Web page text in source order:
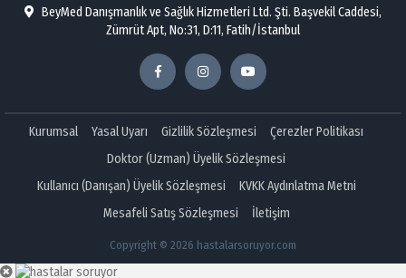
BeyMed Danışmanlık ve Sağlık Hizmetleri Ltd. Şti. Başvekil Caddesi,
Zümrüt Apt, No:31, D:11, Fatih/İstanbul
Kurumsal Yasal Uyarı Gizlilik Sözleşmesi
Çerezler Politikası
Doktor (Uzman) Üyelik Sözleşmesi
Kullanıcı (Danışan) Üyelik Sözleşmesi
KVKK Aydınlatma Metni
Mesafeli Satış Sözleşmesi
İletişim
Copyright © 2026 hastalarsoruyor.com